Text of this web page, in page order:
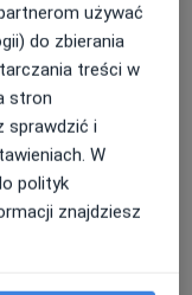
używać
do zbierania
treści w
stron
sprawdzić i
W
polityk
znajdziesz